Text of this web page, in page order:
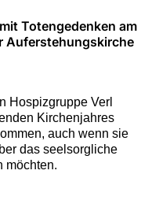
Totengedenken am
Auferstehungskirche
Hospizgruppe Verl
Kirchenjahres
auch wenn sie
das seelsorgliche
möchten.